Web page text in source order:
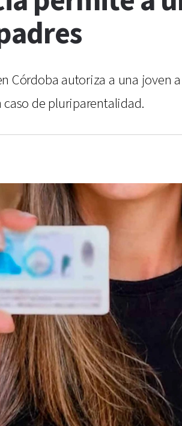
Córdoba autoriza a una joven
de pluriparentalidad.